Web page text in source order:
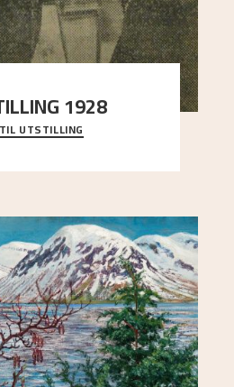
1928
i 1928, tok vennene Moritz
Thorbjørnsen initiativ til å
UTSTILLING